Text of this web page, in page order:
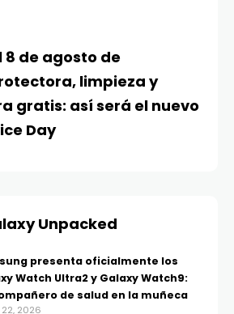
8 de agosto de
limpieza y
gratis: así será el nuevo
Day
Unpacked
presenta oficialmente los
Watch Ultra2 y Galaxy Watch9:
de salud en la muñeca
22, 2026